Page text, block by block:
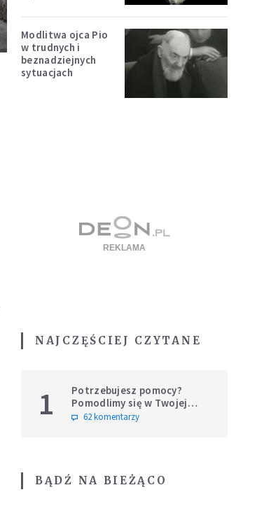
Modlitwa ojca Pio
w trudnych i
beznadziejnych
sytuacjach
NAJCZĘŚCIEJ CZYTANE
1
Potrzebujesz pomocy?
Pomodlimy się w Twojej
intencji
62 komentarzy
BĄDŹ NA BIEŻĄCO